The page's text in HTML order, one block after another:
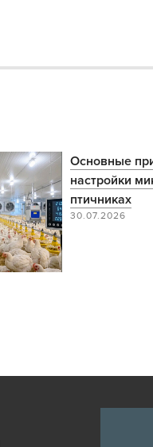
Основные
настройки
птичниках
30.07.2026